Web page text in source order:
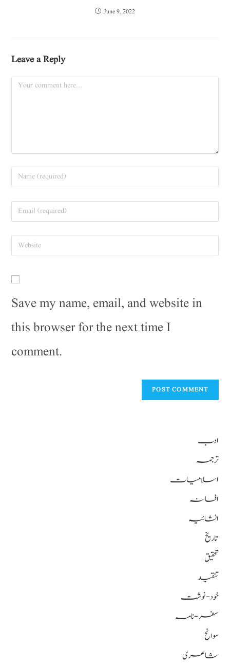
June 9, 2022
Leave a Reply
Save my name, email, and website in
this browser for the next time I
comment.
ادب
ترجمہ
اسلامیات
افسانہ
انشائیہ
تاریخ
تحقیق
تنقید
خود-نوشت
سفر-نامہ
سوانح
شاعری